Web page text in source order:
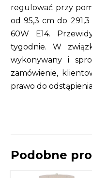
regulować przy
od 95,3 cm do
60W E14.
tygodnie. W
wykonywany i
zamówienie,
prawo do
Podobne